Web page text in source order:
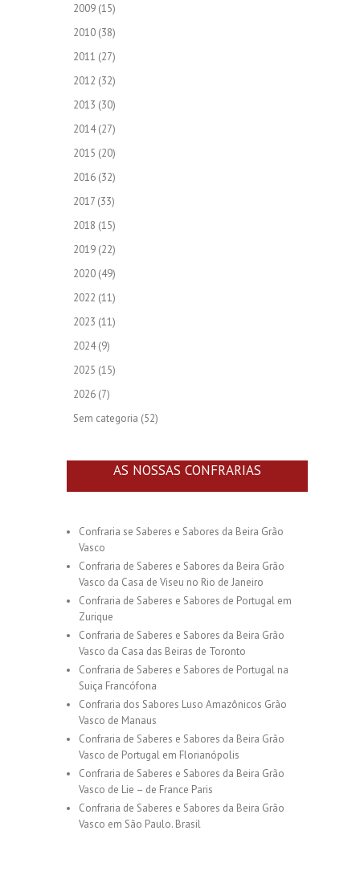
2009 (15)
2010 (38)
2011 (27)
2012 (32)
2013 (30)
2014(27)
2015 (20)
2016 (32)
2017 (33)
2018 (15)
2019 (22)
2020 (49)
2022 (11)
2023 (11)
2024(9)
2025 (15)
2026 (7)
Sem categoria (52)
AS NOSSAS CONFRARIAS
Confraria se Saberes e Sabores da Beira Grão
Vasco
Confraria de Saberes e Sabores da Beira Grão
Vasco da Casa de Viseu no Rio de Janeiro
Confraria de Saberes e Sabores de Portugal em
Zurique
Confraria de Saberes e Sabores da Beira Grão
Vasco da Casa das Beiras de Toronto
Confraria de Saberes e Sabores de Portugal na
Suiça Francófona
Confraria dos Sabores Luso Amazônicos Grão
Vasco de Manaus
Confraria de Saberes e Sabores da Beira Grão
Vasco de Portugal em Florianópolis
Confraria de Saberes e Sabores da Beira Grão
Vasco de Lie – de France Paris
Confraria de Saberes e Sabores da Beira Grão
Vasco em São Paulo. Brasil